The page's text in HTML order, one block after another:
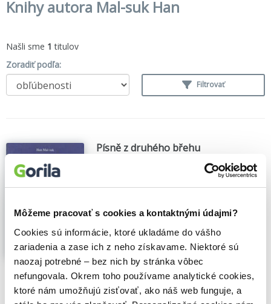
Môžeme pracovať s cookies a kontaktnými údajmi?
Cookies sú informácie, ktoré ukladáme do vášho
zariadenia a zase ich z neho získavame. Niektoré sú
naozaj potrebné – bez nich by stránka vôbec
nefungovala. Okrem toho používame analytické cookies,
ktoré nám umožňujú zisťovať, ako náš web funguje, a
Knihy autora Mal-suk Han
Našli sme 1 titulov
Zoradiť podľa:
Filtrovať
Písně z druhého břehu
Dar Ibn Rushd(1999)
Román současné korejské autorky byl v
🍎 Vypredané